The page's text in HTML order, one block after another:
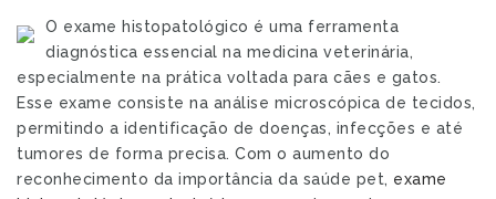
O exame histopatológico é uma ferramenta
diagnóstica essencial na medicina veterinária,
especialmente na prática voltada para cães e gatos.
Esse exame consiste na análise microscópica de tecidos,
permitindo a identificação de doenças, infecções e até
tumores de forma precisa. Com o aumento do
reconhecimento da importância da saúde pet, exame